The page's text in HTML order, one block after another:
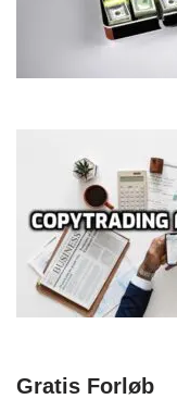
Gratis Forløb